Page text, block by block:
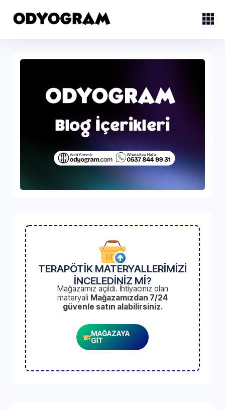
TERAPÖTİK MATERYALLERİMİZİ
İNCELEDİNİZ Mİ?
Mağazamız açıldı. İhtiyacınız olan
materyali Mağazamızdan 7/24
güvenle satın alabilirsiniz.
MAĞAZAYA
GİT